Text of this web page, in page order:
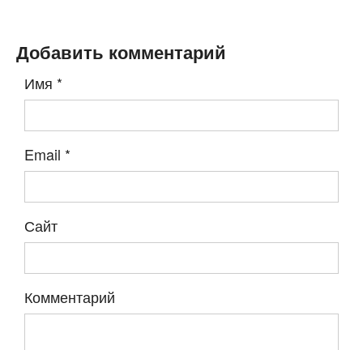
Добавить комментарий
Имя *
Email *
Сайт
Комментарий